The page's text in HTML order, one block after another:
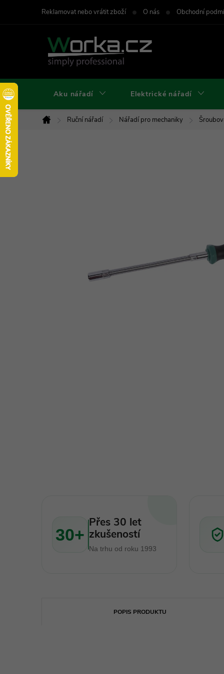
Reklamovat nebo vrátit zboží O nás Obchodní
Aku nářadí Elektrické nářadí
Domů
Ruční nářadí Nářadí pro mechaniky
30+
Přes 30 let
zkušeností
Na trhu od roku 1993
POPIS PRODUKTU